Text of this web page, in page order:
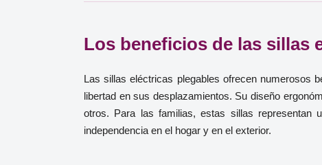
Los beneficios de las sillas
Las sillas eléctricas plegables ofrecen numerosos
libertad en sus desplazamientos. Su diseño
otros. Para las familias, estas sillas representan
independencia en el hogar y en el exterior.